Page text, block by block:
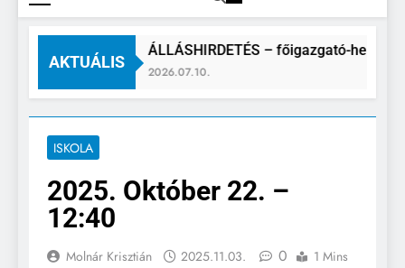
AKTUÁLIS
ÁLLÁSHIRDETÉS – főigazgató-helyettes
2026.07.10.
ISKOLA
2025. Október 22. –
12:40
Molnár Krisztián 2025.11.03. 0 1 Mins